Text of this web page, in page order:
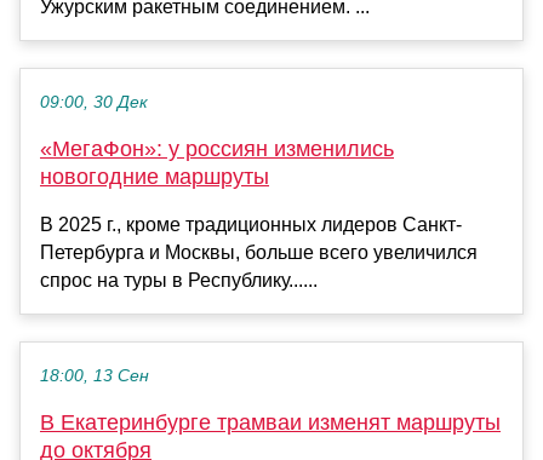
Ужурским ракетным соединением. ...
09:00, 30 Дек
«МегаФон»: у россиян изменились
новогодние маршруты
В 2025 г., кроме традиционных лидеров Санкт-
Петербурга и Москвы, больше всего увеличился
спрос на туры в Республику......
18:00, 13 Сен
В Екатеринбурге трамваи изменят маршруты
до октября